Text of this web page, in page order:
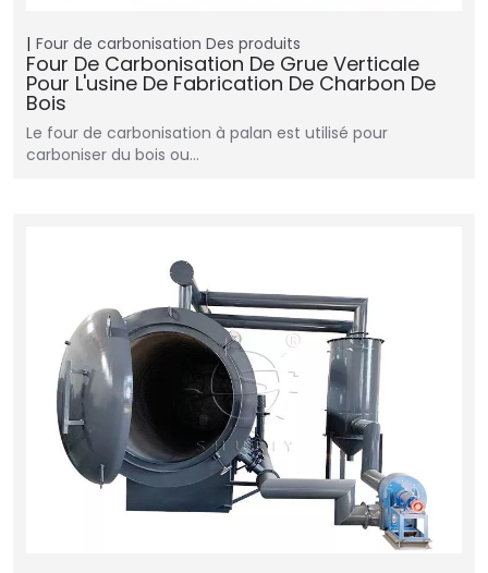
Four de carbonisation Des produits
Four De Carbonisation De Grue Verticale
Pour L'usine De Fabrication De Charbon De
Bois
Le four de carbonisation à palan est utilisé pour
carboniser du bois ou…